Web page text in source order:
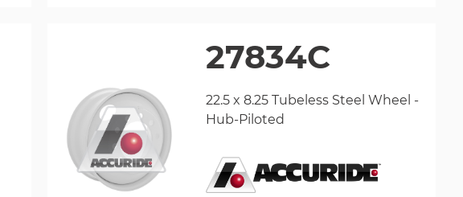
27834C
22.5 x 8.25 Tubeless Steel Wheel -
Hub-Piloted